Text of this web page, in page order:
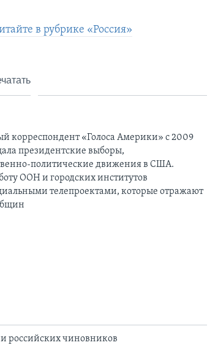
в рубрике «Россия»
корреспондент «Голоса Америки» с 2009
президентские выборы,
политические движения в США.
ООН и городских институтов
телепроектами, которые отражают
российских чиновников